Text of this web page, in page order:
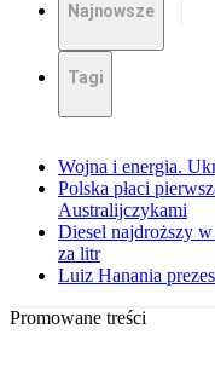
Najnowsze
Tagi
Wojna i energia.
Polska płaci
Australijczykami
Diesel najdroższy
za litr
Luiz Hanania
Promowane treści